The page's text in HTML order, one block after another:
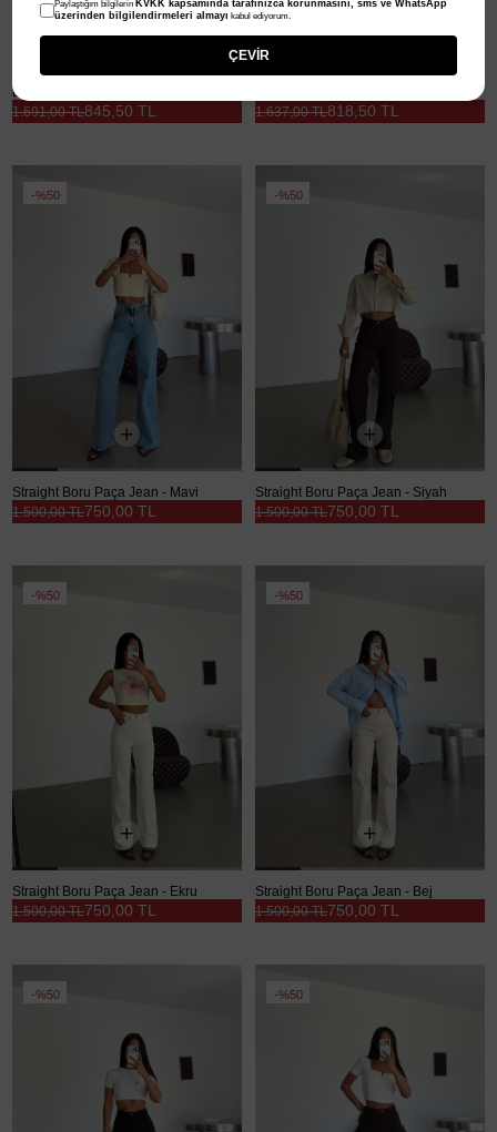
Dökümlü Jean Palazzo - Mavi
845,50 TL
1.691,00 TL 818,50 TL
1.637,00 TL
%50
Straight Boru Paça Jean - Mavi
750,00 TL
1.500,00 TL
%50
Straight Boru Paça Jean - Siyah
750,00 TL
1.500,00 TL
%50
Straight Boru Paça Jean - Ekru
750,00 TL
1.500,00 TL
%50
Straight Boru Paça Jean - Bej
750,00 TL
1.500,00 TL
%50 %50
Paylaştığım bilgilerin KVKK kapsamında tarafınızca korunmasını, sms ve WhatsApp
üzerinden bilgilendirmeleri almayı kabul ediyorum.
ÇEVİR